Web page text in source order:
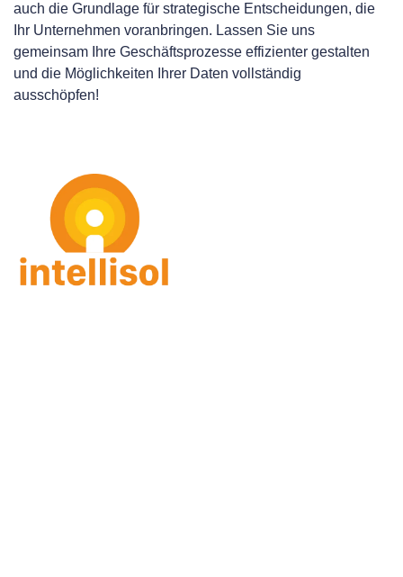
auch die Grundlage für strategische Entscheidungen, die
Ihr Unternehmen voranbringen. Lassen Sie uns
gemeinsam Ihre Geschäftsprozesse effizienter gestalten
und die Möglichkeiten Ihrer Daten vollständig
ausschöpfen!